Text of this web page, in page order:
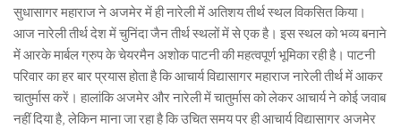
सुधासागर महाराज ने अजमेर में ही नारेली में अतिशय तीर्थ स्थल विकसित किया।
आज नारेली तीर्थ देश में चुनिंदा जैन तीर्थ स्थलों में से एक है। इस स्थल को भव्य बनाने
में आरके मार्बल ग्रुप के चेयरमैन अशोक पाटनी की महत्वपूर्ण भूमिका रही है। पाटनी
परिवार का हर बार प्रयास होता है कि आचार्य विद्यासागर महाराज नारेली तीर्थ में आकर
चातुर्मास करें। हालांकि अजमेर और नारेली में चातुर्मास को लेकर आचार्य ने कोई जवाब
नहीं दिया है, लेकिन माना जा रहा है कि उचित समय पर ही आचार्य विद्यासागर अजमेर